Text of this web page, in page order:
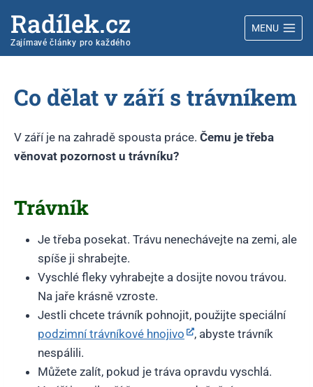
Radílek.cz
Zajímavé články pro každého
MENU
Co dělat v září s trávníkem
V září je na zahradě spousta práce. Čemu je třeba
věnovat pozornost u trávníku?
Trávník
Je třeba posekat. Trávu nenechávejte na zemi, ale
spíše ji shrabejte.
Vyschlé fleky vyhrabejte a dosijte novou trávou.
Na jaře krásně vzroste.
Jestli chcete trávník pohnojit, použijte speciální
podzimní trávníkové hnojivo
, abyste trávník
nespálili.
Můžete zalít, pokud je tráva opravdu vyschlá.